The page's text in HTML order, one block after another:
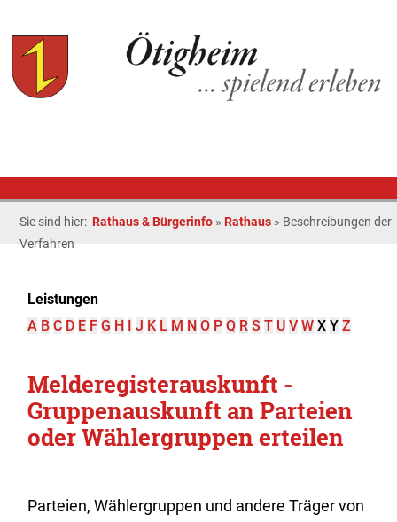
Sie sind hier: Rathaus & Bürgerinfo » Rathaus » Beschreibungen der
Verfahren
Leistungen
A B C D E F G H I J K L M N O P Q R S T U V W X Y Z
Melderegisterauskunft -
Gruppenauskunft an Parteien
oder Wählergruppen erteilen
Parteien, Wählergruppen und andere Träger von